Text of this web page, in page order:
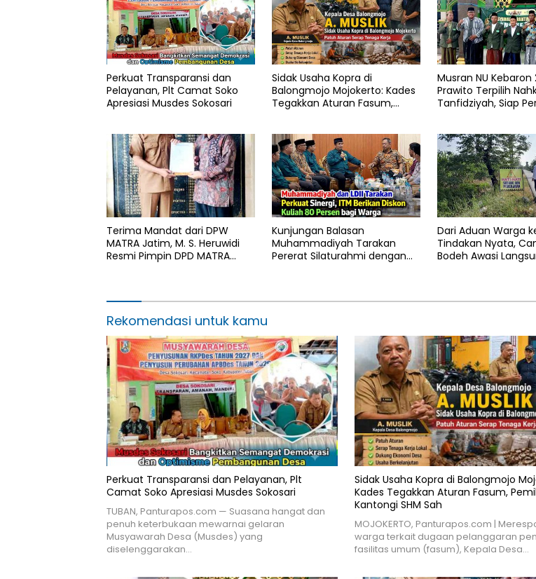
Perkuat Transparansi dan
Pelayanan, Plt Camat Soko
Apresiasi Musdes Sokosari
Sidak Usaha Kopra di
Balongmojo Mojokerto: Kades
Tegakkan Aturan Fasum,
Musran NU Kebaron
Prawito Terpilih
Tanfidziyah, Siap
Terima Mandat dari DPW
MATRA Jatim, M. S. Heruwidi
Resmi Pimpin DPD MATRA
Kunjungan Balasan
Muhammadiyah Tarakan
Pererat Silaturahmi dengan
Dari Aduan Warga
Tindakan Nyata,
Bodeh Awasi
Rekomendasi untuk kamu
Perkuat Transparansi dan Pelayanan, Plt
Camat Soko Apresiasi Musdes Sokosari
TUBAN, Panturapos.com — Suasana hangat dan
penuh keterbukaan mewarnai gelaran
Musyawarah Desa (Musdes) yang
diselenggarakan…
Sidak Usaha Kopra di Balongmojo
Kades Tegakkan Aturan Fasum,
Kantongi SHM Sah
MOJOKERTO, Panturapos.com |
warga terkait dugaan pelanggaran
fasilitas umum (fasum), Kepala Desa…